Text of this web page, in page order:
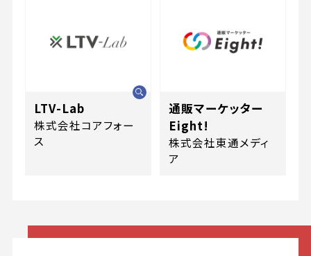
LTV-Lab
株式会社コアフォー
ス
通販マーケッター
Eight!
株式会社東通メディ
ア